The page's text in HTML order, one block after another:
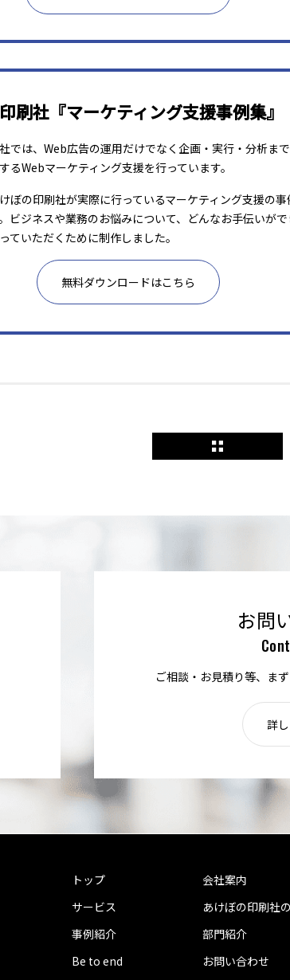
刷社『マーケティング支援事例集』
では、Web広告の運用だけでなく企画・実行・分析ま
るWebマーケティング支援を行っています。
ぼの印刷社が実際に行っているマーケティング支援の
ビジネスや業務のお悩みについて、どんなお手伝いが
ていただくために制作しました。
無料ダウンロードはこちら
お問
ご相談・お見積り等、ま
詳
トップ
サービス
事例紹介
Be to end
会社案内
あけぼの印刷社
部門紹介
お問い合わせ